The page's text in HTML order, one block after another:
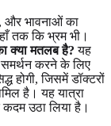
और भावनाओं का
तक कि भ्रम भी।
क्या मतलब है? यह
समर्थन करने के लिए
होगी, जिसमें डॉक्टरों
है। यह यात्रा
उठा लिया है।